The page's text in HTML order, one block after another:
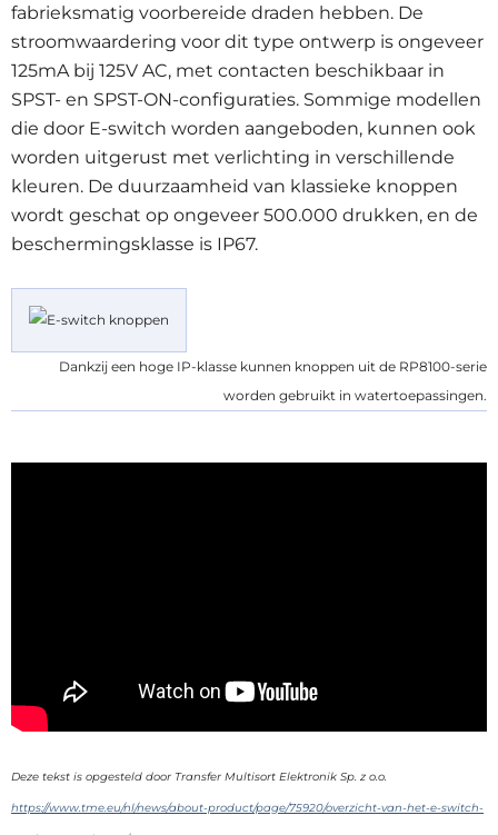
fabrieksmatig voorbereide draden hebben. De
stroomwaardering voor dit type ontwerp is ongeveer
125mA bij 125V AC, met contacten beschikbaar in
SPST- en SPST-ON-configuraties. Sommige modellen
die door E-switch worden aangeboden, kunnen ook
worden uitgerust met verlichting in verschillende
kleuren. De duurzaamheid van klassieke knoppen
wordt geschat op ongeveer 500.000 drukken, en de
beschermingsklasse is IP67.
Dankzij een hoge IP-klasse kunnen knoppen uit de RP8100-serie
worden gebruikt in watertoepassingen.
Deze tekst is opgesteld door Transfer Multisort Elektronik Sp. z o.o.
https://www.tme.eu/nl/news/about-product/page/75920/overzicht-van-het-e-switch-